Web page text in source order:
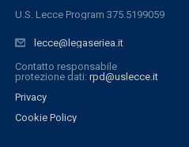
U.S. Lecce Program 375.5199059
lecce@legaseriea.it
Contatto responsabile
protezione dati: rpd@uslecce.it
Privacy
Cookie Policy